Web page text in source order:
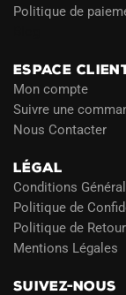
Politique de
ESPACE
Mon compte
Suivre une
Nous Contacter
LÉGAL
Conditions
Politique de
Politique de
Mentions Légales
SUIVEZ-NOUS